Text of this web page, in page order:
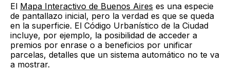
El Mapa Interactivo de Buenos Aires es una especie
de pantallazo inicial, pero la verdad es que se queda
en la superficie. El Código Urbanístico de la Ciudad
incluye, por ejemplo, la posibilidad de acceder a
premios por enrase o a beneficios por unificar
parcelas, detalles que un sistema automático no te va
a mostrar.